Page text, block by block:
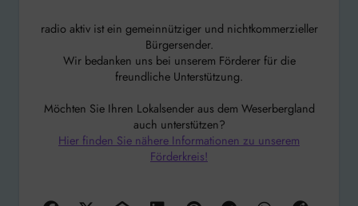
radio aktiv ist ein gemeinnütziger und nichtkommerzieller
Bürgersender.
Wir bedanken uns bei unserem Förderer für die
freundliche Unterstützung.
Möchten Sie Ihren Lokalsender aus dem Weserbergland
auch unterstützen?
Hier finden Sie nähere Informationen zu unserem
Förderkreis!